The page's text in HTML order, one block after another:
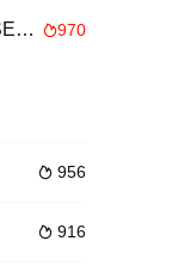
970
我的英雄学院 FINAL SEASON 特别篇
 956
 916